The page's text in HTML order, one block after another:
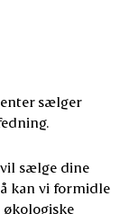
sælger
sælge dine
kan vi formidle